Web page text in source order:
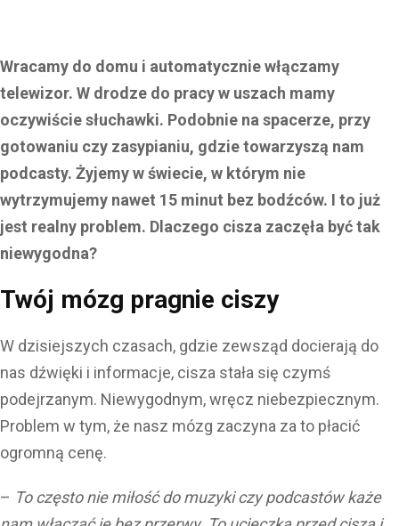
Wracamy do domu i automatycznie włączamy
telewizor. W drodze do pracy w uszach mamy
oczywiście słuchawki. Podobnie na spacerze, przy
gotowaniu czy zasypianiu, gdzie towarzyszą nam
podcasty. Żyjemy w świecie, w którym nie
wytrzymujemy nawet 15 minut bez bodźców. I to już
jest realny problem. Dlaczego cisza zaczęła być tak
niewygodna?
Twój mózg pragnie ciszy
W dzisiejszych czasach, gdzie zewsząd docierają do
nas dźwięki i informacje, cisza stała się czymś
podejrzanym. Niewygodnym, wręcz niebezpiecznym.
Problem w tym, że nasz mózg zaczyna za to płacić
ogromną cenę.
– To często nie miłość do muzyki czy podcastów każe